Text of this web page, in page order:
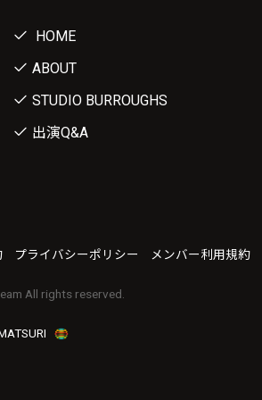
HOME
ABOUT
STUDIO BURROUGHS
出演Q&A
プライバシーポリシー メンバー利用規約
All rights reserved.